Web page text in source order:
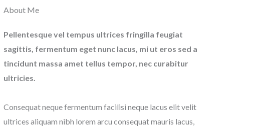
About Me​
Pellentesque vel tempus ultrices fringilla feugiat
sagittis, fermentum eget nunc lacus, mi ut eros sed a
tincidunt massa amet tellus tempor, nec curabitur
ultricies.
Consequat neque fermentum facilisi neque lacus elit velit
ultrices aliquam nibh lorem arcu consequat mauris lacus,